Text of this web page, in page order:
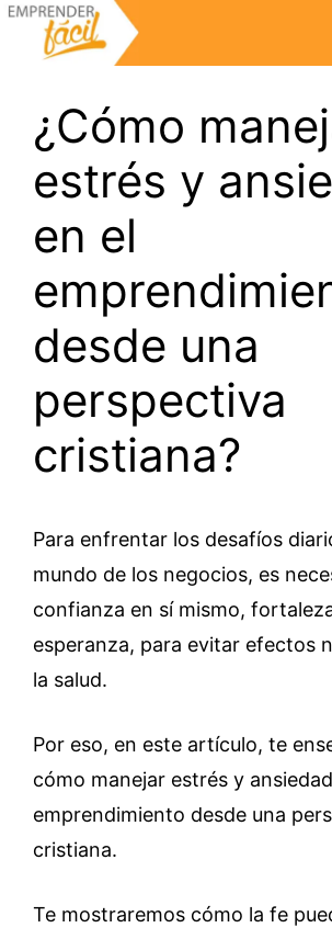
Saltar
¿Cómo
estrés y
en el
desde una
perspectiva
cristiana?
Para enfrentar los desafíos
mundo de los negocios, es
confianza en sí mismo,
esperanza, para evitar efectos
la salud.
Por eso, en este artículo, te
cómo manejar estrés y
emprendimiento desde una
cristiana.
Te mostraremos cómo la fe